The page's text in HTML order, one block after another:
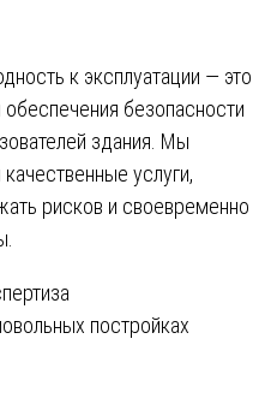
к эксплуатации — это
безопасности
здания. Мы
услуги,
рисков и своевременно
постройках